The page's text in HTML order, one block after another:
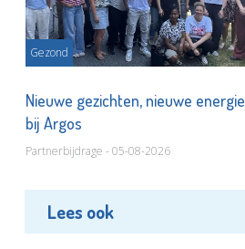
Gezond
Nieuwe gezichten, nieuwe energie
bij Argos
Partnerbijdrage - 05-08-2026
Lees ook